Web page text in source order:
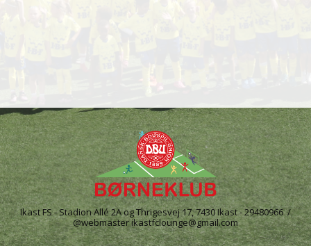
Ikast FS - Stadion Allé 2A og Thrigesvej 17, 7430 Ikast - 29480966 /
@webmaster ikastfclounge@gmail.com